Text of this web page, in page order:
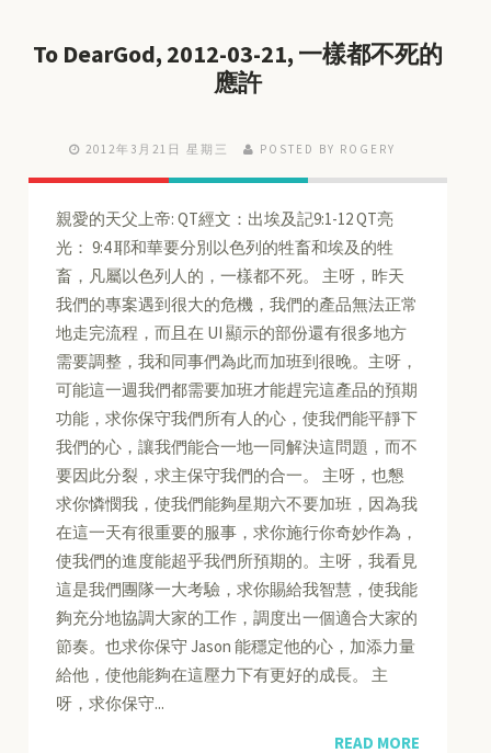
To DearGod, 2012-03-21, 一樣都不死的
應許
2012年3月21日 星期三 POSTED BY ROGERY
親愛的天父上帝: QT經文：出埃及記9:1-12 QT亮
光： 9:4 耶和華要分別以色列的牲畜和埃及的牲
畜，凡屬以色列人的，一樣都不死。 主呀，昨天
我們的專案遇到很大的危機，我們的產品無法正常
地走完流程，而且在 UI 顯示的部份還有很多地方
需要調整，我和同事們為此而加班到很晚。主呀，
可能這一週我們都需要加班才能趕完這產品的預期
功能，求你保守我們所有人的心，使我們能平靜下
我們的心，讓我們能合一地一同解決這問題，而不
要因此分裂，求主保守我們的合一。 主呀，也懇
求你憐憫我，使我們能夠星期六不要加班，因為我
在這一天有很重要的服事，求你施行你奇妙作為，
使我們的進度能超乎我們所預期的。主呀，我看見
這是我們團隊一大考驗，求你賜給我智慧，使我能
夠充分地協調大家的工作，調度出一個適合大家的
節奏。也求你保守 Jason 能穩定他的心，加添力量
給他，使他能夠在這壓力下有更好的成長。 主
呀，求你保守...
READ MORE